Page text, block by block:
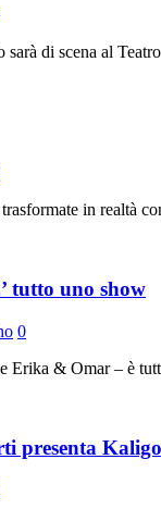
di scena al
in realtà
tutto uno show
0
& Omar – è
presenta